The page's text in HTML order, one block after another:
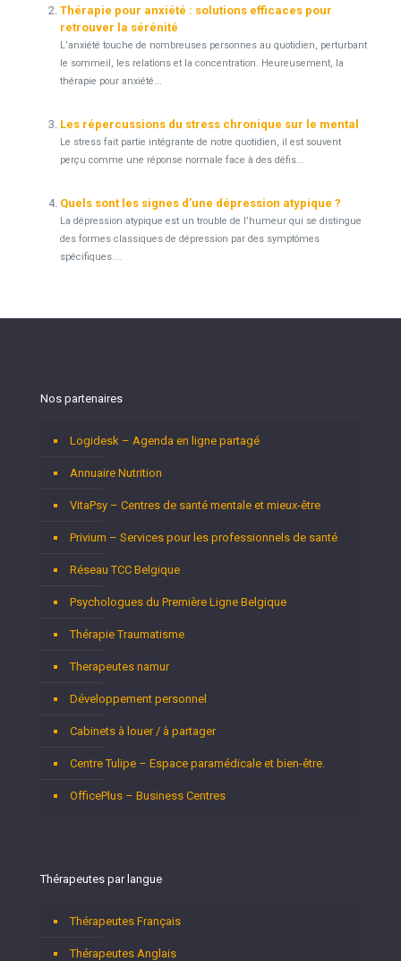
Thérapie pour anxiété : solutions efficaces pour
retrouver la sérénité
L’anxiété touche de nombreuses personnes au quotidien, perturbant
le sommeil, les relations et la concentration. Heureusement, la
thérapie pour anxiété...
Les répercussions du stress chronique sur le mental
Le stress fait partie intégrante de notre quotidien, il est souvent
perçu comme une réponse normale face à des défis...
Quels sont les signes d’une dépression atypique ?
La dépression atypique est un trouble de l’humeur qui se distingue
des formes classiques de dépression par des symptômes
spécifiques....
Nos partenaires
Logidesk – Agenda en ligne partagé
Annuaire Nutrition
VitaPsy – Centres de santé mentale et mieux-être
Privium – Services pour les professionnels de santé
Réseau TCC Belgique
Psychologues du Première Ligne Belgique
Thérapie Traumatisme
Therapeutes namur
Développement personnel
Cabinets à louer / à partager
Centre Tulipe – Espace paramédicale et bien-être.
OfficePlus – Business Centres
Thérapeutes par langue
Thérapeutes Français
Thérapeutes Anglais